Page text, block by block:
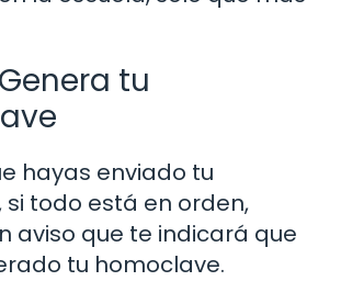
tu
hayas enviado tu
si todo está en orden,
aviso que te indicará que
tu homoclave.